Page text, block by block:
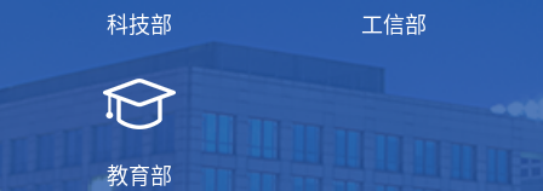
科技部 工信部
教育部